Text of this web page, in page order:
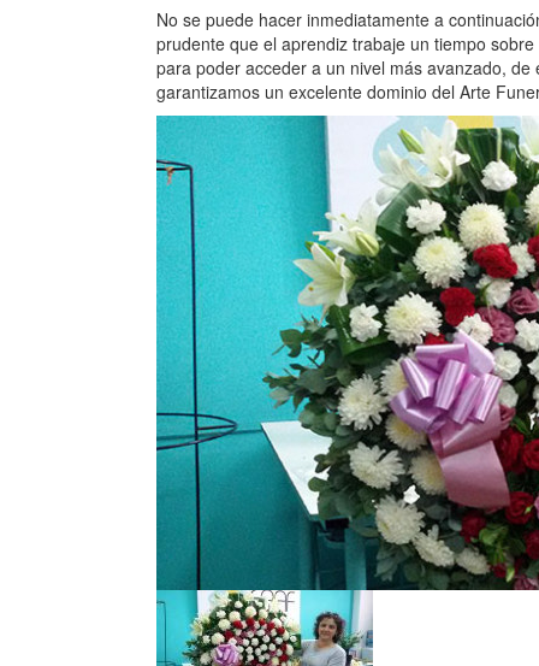
No se puede hacer inmediatamente a
prudente que el aprendiz trabaje un tiempo
para poder acceder a un nivel más avanzado, de
garantizamos un excelente dominio del Arte